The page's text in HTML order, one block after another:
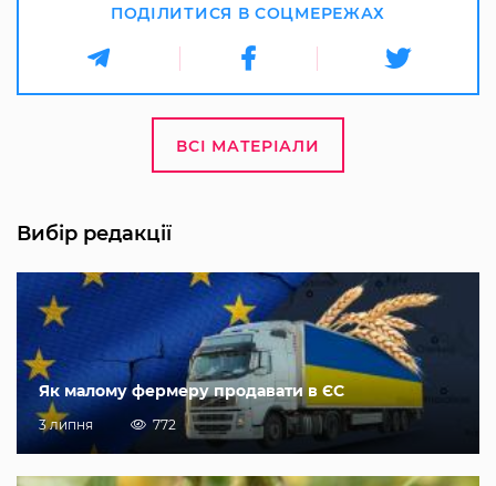
ПОДІЛИТИСЯ В СОЦМЕРЕЖАХ
ВСІ МАТЕРІАЛИ
Вибір редакції
Як малому фермеру продавати в ЄС
3 липня 772